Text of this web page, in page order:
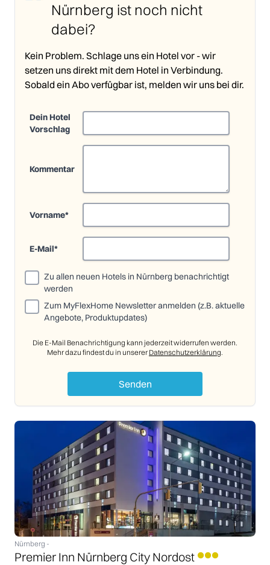
Nürnberg ist noch nicht
dabei?
Kein Problem. Schlage uns ein Hotel vor - wir
setzen uns direkt mit dem Hotel in Verbindung.
Sobald ein Abo verfügbar ist, melden wir uns bei dir.
Dein Hotel
Vorschlag
Kommentar
Vorname*
E-Mail*
Zu allen neuen Hotels in Nürnberg benachrichtigt
werden
Zum MyFlexHome Newsletter anmelden (z.B. aktuelle
Angebote, Produktupdates)
Die E-Mail Benachrichtigung kann jederzeit widerrufen werden.
Mehr dazu findest du in unserer Datenschutzerklärung.
Senden
Nürnberg -
Premier Inn Nürnberg City Nordost